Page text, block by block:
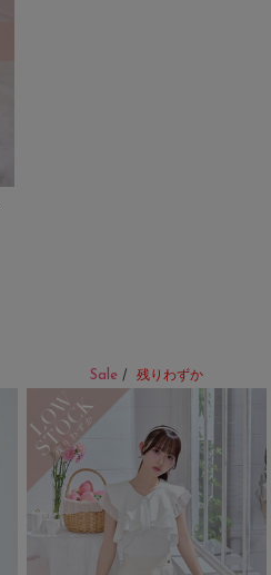
Sale / 残りわずか